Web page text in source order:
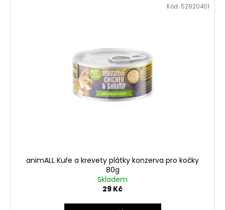
animALL Kuře a krevety plátky konzerva pro kočky
80g
Skladem
29 Kč
Kód: 52820401